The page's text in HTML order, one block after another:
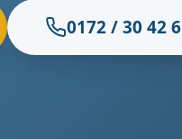
0172 / 30 42